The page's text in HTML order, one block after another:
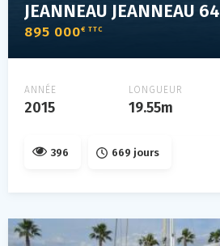
JEANNEAU JEANNEAU 64
895 000€ TTC
ANNÉE
2015
LONGUEUR
19.55m
396 669 jours